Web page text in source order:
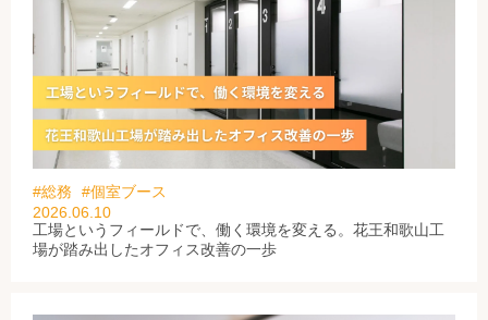
#総務
#個室ブース
2026.06.10
工場というフィールドで、働く環境を変える。花王和歌山工
場が踏み出したオフィス改善の一歩